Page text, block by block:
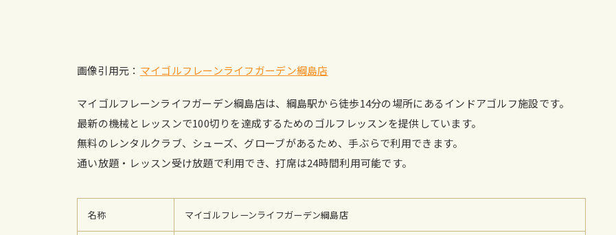
画像引用元： マイゴルフレーンライフガーデン綱島店
マイゴルフレーンライフガーデン綱島店は、綱島駅から徒歩14分の場所にあるインドアゴルフ施設です。
最新の機械とレッスンで100切りを達成するためのゴルフレッスンを提供しています。
無料のレンタルクラブ、シューズ、グローブがあるため、手ぶらで利用できます。
通い放題・レッスン受け放題で利用でき、打席は24時間利用可能です。
名称 マイゴルフレーンライフガーデン綱島店